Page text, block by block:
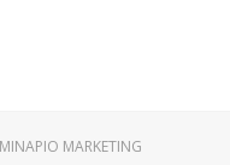
MARKETING